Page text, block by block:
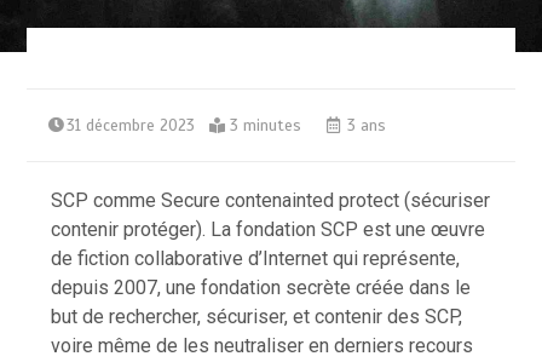
31 décembre 2023 3 minutes 3 ans
SCP comme Secure contenainted protect (sécuriser
contenir protéger). La fondation SCP est une œuvre
de fiction collaborative d’Internet qui représente,
depuis 2007, une fondation secrète créée dans le
but de rechercher, sécuriser, et contenir des SCP,
voire même de les neutraliser en derniers recours